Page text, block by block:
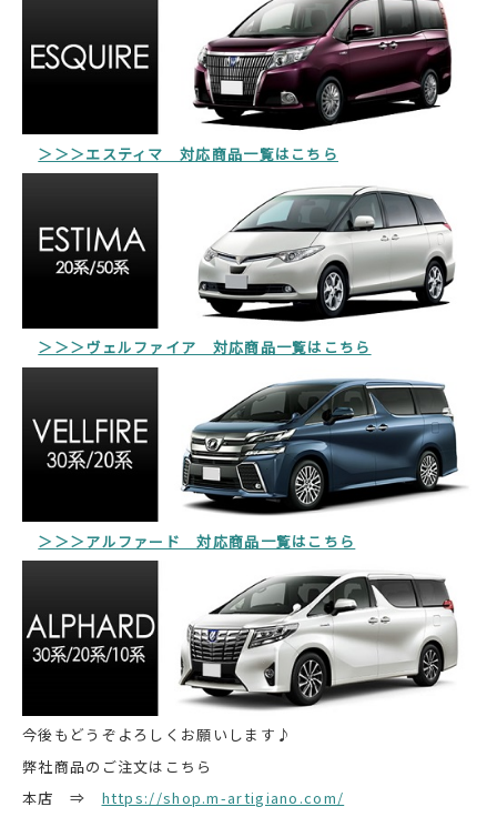
＞＞＞エスティマ 対応商品一覧はこちら
＞＞＞ヴェルファイア 対応商品一覧はこちら
＞＞＞アルファード 対応商品一覧はこちら
今後もどうぞよろしくお願いします♪
弊社商品のご注文はこちら
本店 ⇒ https://shop.m-artigiano.com/